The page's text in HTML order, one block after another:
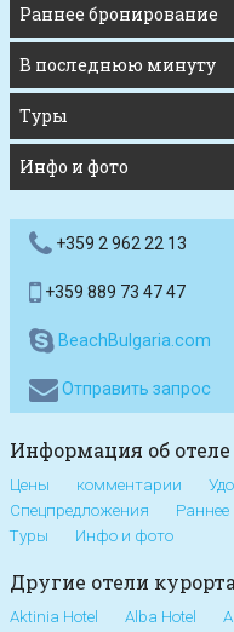
Раннее бронирование
В последнюю минуту
Туры
Инфо и фото
+359 2 962 22 13
+359 889 73 47 47
BeachBulgaria.com
Отправить запрос
Информация об
Цены комментарии
Спецпредложения
Туры
Инфо и фото
Другие отели
Aktinia Hotel Alba Hotel